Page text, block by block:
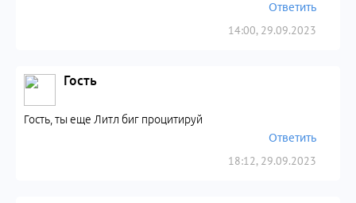
14:00, 29.09.2023
Ответить
Гость
18:12, 29.09.2023
Гость, ты еще Литл биг процитируй
Ответить